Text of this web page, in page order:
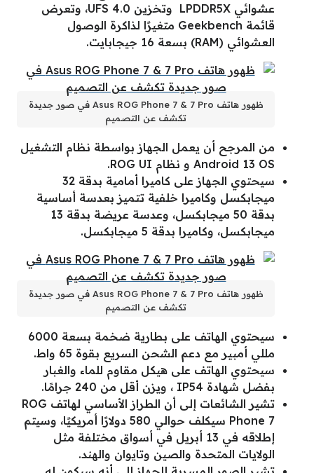
عشوائي LPDDR5X وتخزين UFS 4.0، وتعرض
قائمة Geekbench متغيرًا لذاكرة الوصول
العشوائي (RAM) بسعة 16 جيجابايت.
ظهور هاتف Asus ROG Phone 7 & 7 Pro في صور جديدة
تكشف عن التصميم
من المرجح أن يعمل الجهاز بواسطة نظام التشغيل
Android 13 OS و نظام ROG UI.
سيحتوي الجهاز على كاميرا أمامية بدقة 32
ميجابكسل وكاميرا خلفية تتميز بعدسة أساسية
بدقة 50 ميجابكسل، وعدسة عريضة بدقة 13
ميجابكسل، وكاميرا بدقة 5 ميجابكسل.
ظهور هاتف Asus ROG Phone 7 & 7 Pro في صور جديدة
تكشف عن التصميم
سيحتوي الهاتف على بطارية ضخمة بسعة 6000
مللي أمبير مع دعم الشحن السريع بقوة 65 واط.
سيحتوي الهاتف على هيكل مقاوم للماء والغبار
بفضل شهادة IP54 ، ويزن أقل من 240 جرامًا.
تشير الشائعات إلى أن الطراز الأساسي لهاتف ROG
Phone 7 سيكلف حوالي 580 دولارًا أمريكيًا، وسيتم
إطلاقه في 13 أبريل في أسواق مختلفة مثل
الولايات المتحدة والصين وتايوان والهند.